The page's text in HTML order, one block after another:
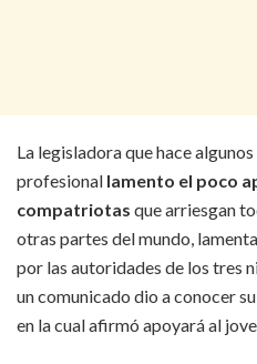
La legisladora que hace
profesional lamento el poco
compatriotas que arriesgan
otras partes del mundo,
por las autoridades de los tres
un comunicado dio a conocer
en la cual afirmó apoyará al